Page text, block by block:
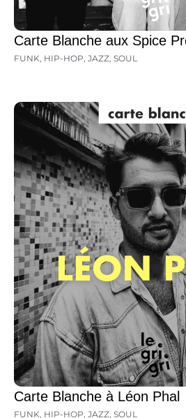
Carte Blanche aux Spice
FUNK, HIP-HOP, JAZZ, SOUL
Carte Blanche à Léon Phal
FUNK, HIP-HOP, JAZZ, SOUL